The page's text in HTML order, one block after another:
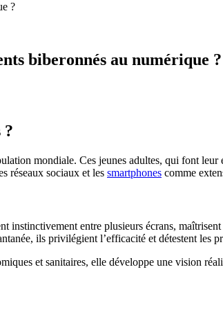
?
biberonnés au numérique ?
?
mondiale. Ces jeunes adultes, qui font
réseaux sociaux et les smartphones comme
entre plusieurs écrans,
ils privilégient l’efficacité et détestent les
et sanitaires, elle développe une vision